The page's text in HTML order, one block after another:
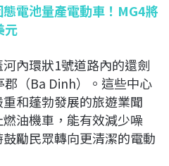
電池量產電動車！MG4將
元
內環狀1號道路內的還劍
（Ba Dinh）。這些中心
和蓬勃發展的旅遊業聞
油機車，能有效減少噪
勵民眾轉向更清潔的電動